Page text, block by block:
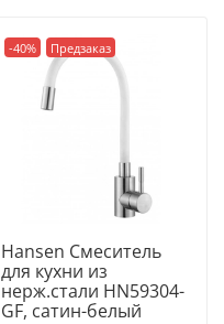
-40% Предзаказ
Hansen Смеситель
для кухни из
нерж.стали HN59304-
GF, сатин-белый